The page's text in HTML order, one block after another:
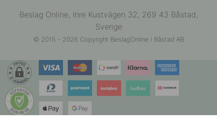
Beslag Online, Inre Kustvägen 32, 269 43 Båstad,
Sverige
© 2015 - 2026 Copyright BeslagOnline i Båstad AB